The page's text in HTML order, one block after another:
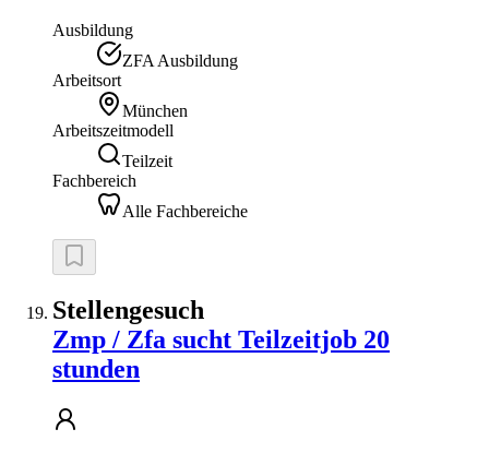
Ausbildung
ZFA Ausbildung
Arbeitsort
München
Arbeitszeitmodell
Teilzeit
Fachbereich
Alle Fachbereiche
Stellengesuch
Zmp / Zfa sucht Teilzeitjob 20
stunden